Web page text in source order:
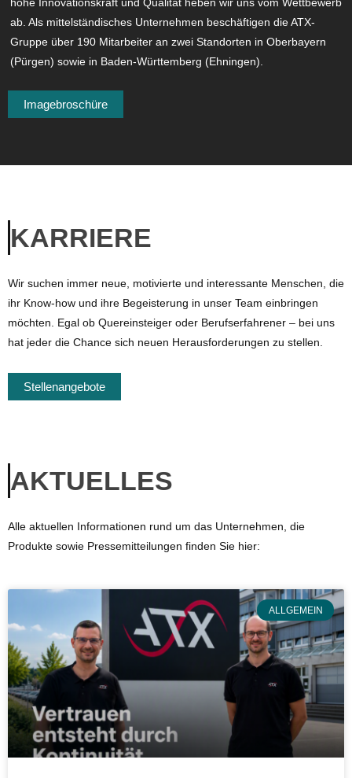
hohe Innovationskraft und Qualität heben wir uns vom Wettbewerb
ab. Als mittelständisches Unternehmen beschäftigen die ATX-
Gruppe über 190 Mitarbeiter an zwei Standorten in Oberbayern
(Pürgen) sowie in Baden-Württemberg (Ehningen).
Imagebroschüre
KARRIERE
Wir suchen immer neue, motivierte und interessante Menschen, die
ihr Know-how und ihre Begeisterung in unser Team einbringen
möchten. Egal ob Quereinsteiger oder Berufserfahrener – bei uns
hat jeder die Chance sich neuen Herausforderungen zu stellen.
Stellenangebote
AKTUELLES
Alle aktuellen Informationen rund um das Unternehmen, die
Produkte sowie Pressemitteilungen finden Sie hier:
ALLGEMEIN